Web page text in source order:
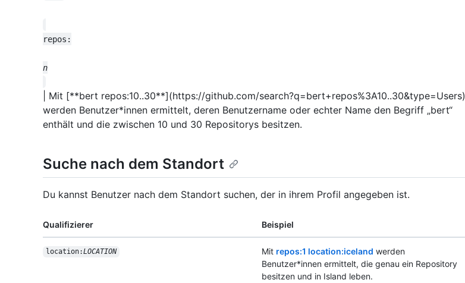
| Mit [**bert repos:10..30**](https://github.com/search?q=bert+repos%3A10..30&type=Users)
werden Benutzer*innen ermittelt, deren Benutzername oder echter Name den Begriff „bert“
enthält und die zwischen 10 und 30 Repositorys besitzen.
Suche nach dem Standort
Du kannst Benutzer nach dem Standort suchen, der in ihrem Profil angegeben ist.
Qualifizierer Beispiel
location:LOCATION Mit repos:1 location:iceland werden
Benutzer*innen ermittelt, die genau ein Repository
besitzen und in Island leben.